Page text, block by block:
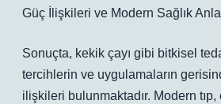
Güç İlişkileri ve Modern Sağlık
Sonuçta, kekik çayı gibi bitkisel
tercihlerin ve uygulamaların
ilişkileri bulunmaktadır. Modern